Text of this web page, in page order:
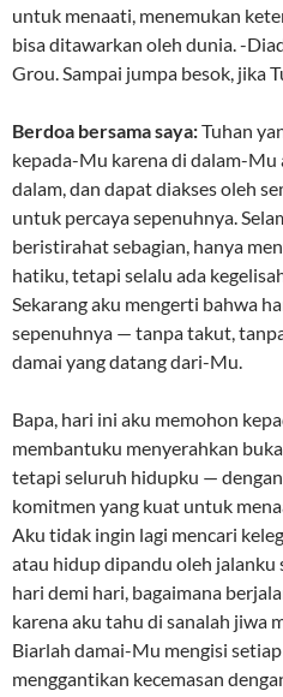
untuk menaati, menemukan
bisa ditawarkan oleh dunia. -
Grou. Sampai jumpa besok, jika
Berdoa bersama saya:Tuhan
kepada-Mu karena di dalam-Mu
dalam, dan dapat diakses oleh
untuk percaya sepenuhnya.
beristirahat sebagian, hanya
hatiku, tetapi selalu ada
Sekarang aku mengerti bahwa
sepenuhnya — tanpa takut,
damai yang datang dari-Mu.
Bapa, hari ini aku memohon
membantuku menyerahkan
tetapi seluruh hidupku —
komitmen yang kuat untuk
Aku tidak ingin lagi mencari
atau hidup dipandu oleh jalanku
hari demi hari, bagaimana
karena aku tahu di sanalah jiwa
Biarlah damai-Mu mengisi
menggantikan kecemasan